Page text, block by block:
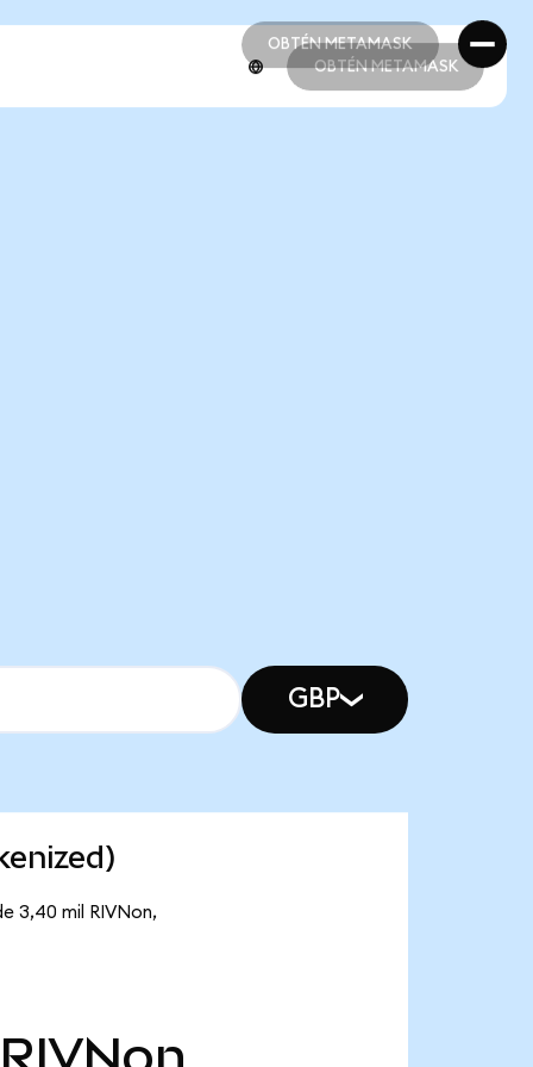
OBTÉN METAMASK
OBTÉN METAMASK
OBTÉN METAMASK
GBP
3,40 mil RIVNon,